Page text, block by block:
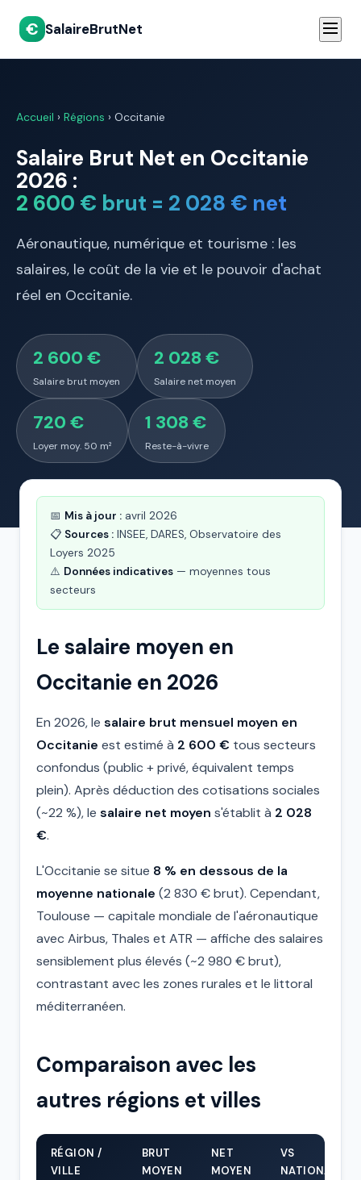
€ SalaireBrutNet
Accueil › Régions › Occitanie
Salaire Brut Net en Occitanie
2026 :
2 600 € brut = 2 028 € net
Aéronautique, numérique et tourisme : les
salaires, le coût de la vie et le pouvoir d'achat
réel en Occitanie.
2 600 €
Salaire brut moyen
2 028 €
Salaire net moyen
720 €
Loyer moy. 50 m²
1 308 €
Reste-à-vivre
📅 Mis à jour : avril 2026
📋 Sources : INSEE, DARES, Observatoire des
Loyers 2025
⚠️ Données indicatives — moyennes tous
secteurs
Le salaire moyen en
Occitanie en 2026
En 2026, le salaire brut mensuel moyen en
Occitanie est estimé à 2 600 € tous secteurs
confondus (public + privé, équivalent temps
plein). Après déduction des cotisations sociales
(~22 %), le salaire net moyen s'établit à 2 028
€.
L'Occitanie se situe 8 % en dessous de la
moyenne nationale (2 830 € brut). Cependant,
Toulouse — capitale mondiale de l'aéronautique
avec Airbus, Thales et ATR — affiche des salaires
sensiblement plus élevés (~2 980 € brut),
contrastant avec les zones rurales et le littoral
méditerranéen.
Comparaison avec les
autres régions et villes
RÉGION /
VILLE
BRUT
MOYEN
NET
MOYEN
VS
NATIONALE